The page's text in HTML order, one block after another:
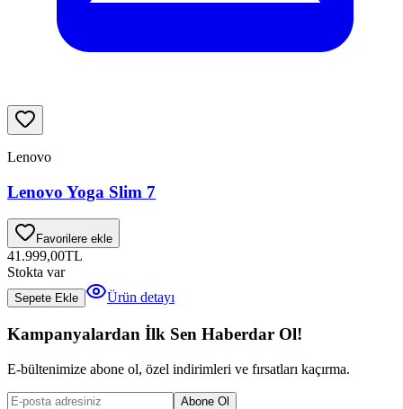
Lenovo
Lenovo Yoga Slim 7
Favorilere ekle
41.999,00TL
Stokta var
Sepete Ekle Ürün detayı
Kampanyalardan İlk Sen Haberdar Ol!
E-bültenimize abone ol, özel indirimleri ve fırsatları kaçırma.
Abone Ol